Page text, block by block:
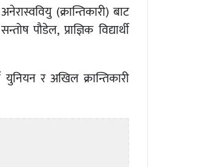
(क्रान्तिकारी) बाट
पौडेल, प्राज्ञिक विद्यार्थी
र अखिल क्रान्तिकारी